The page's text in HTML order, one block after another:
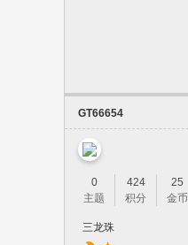
GT66654
0
主题
424
积分
25
金币
三龙珠